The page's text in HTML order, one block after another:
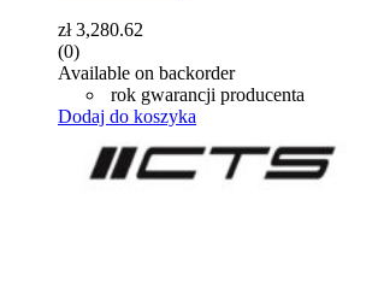
zł3,280.62
(0)
Available on backorder
rok gwarancji producenta
Dodaj do koszyka